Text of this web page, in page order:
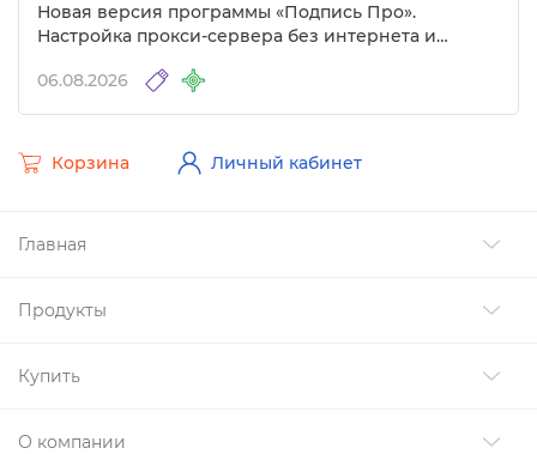
Новая версия программы «Подпись Про».
Настройка прокси-сервера без интернета и
06.08.2026
Главная
Продукты
Купить
О компании
Корзина Личный кабинет